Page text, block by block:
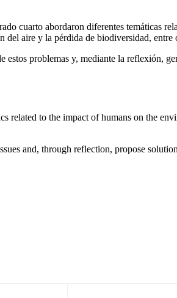
cuarto abordaron diferentes temáticas
del aire y la pérdida de biodiversidad, entre
problemas y, mediante la reflexión,
related to the impact of humans on the
and, through reflection, propose